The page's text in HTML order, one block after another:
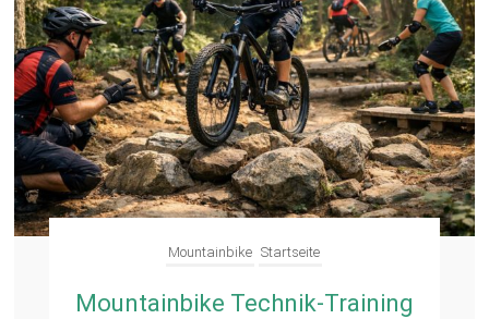
Mountainbike Startseite
Mountainbike Technik-Training